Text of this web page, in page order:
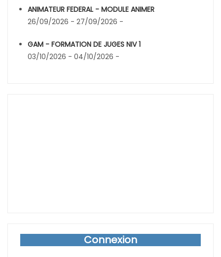
ANIMATEUR FEDERAL - MODULE ANIMER
26/09/2026 - 27/09/2026 -
GAM - FORMATION DE JUGES NIV 1
03/10/2026 - 04/10/2026 -
Connexion